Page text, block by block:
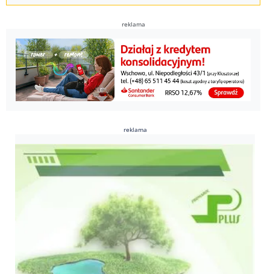
reklama
reklama